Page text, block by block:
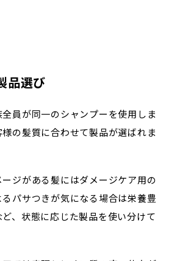
品選び
員が同一のシャンプーを使用しま
の髪質に合わせて製品が選ばれま
ジがある髪にはダメージケア用の
パサつきが気になる場合は栄養豊
、状態に応じた製品を使い分けて